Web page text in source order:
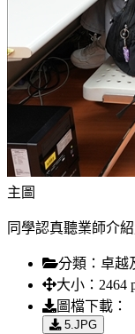
主圖
同學認真聽業師介
分類： 卓越
大小： 2464
圖檔下載：
5.JPG